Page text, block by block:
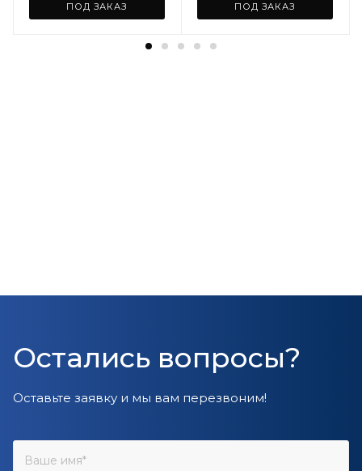
ПОД ЗАКАЗ ПОД ЗАКАЗ
Остались вопросы?
Оставьте заявку и мы вам перезвоним!